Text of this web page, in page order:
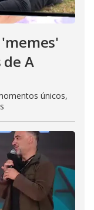
de A
únicos,